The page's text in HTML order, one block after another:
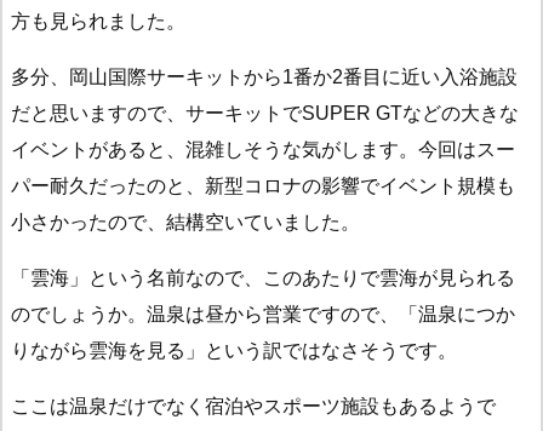
方も見られました。
多分、岡山国際サーキットから1番か2番目に近い入浴施設
だと思いますので、サーキットでSUPER GTなどの大きな
イベントがあると、混雑しそうな気がします。今回はスー
パー耐久だったのと、新型コロナの影響でイベント規模も
小さかったので、結構空いていました。
「雲海」という名前なので、このあたりで雲海が見られる
のでしょうか。温泉は昼から営業ですので、「温泉につか
りながら雲海を見る」という訳ではなさそうです。
ここは温泉だけでなく宿泊やスポーツ施設もあるようで